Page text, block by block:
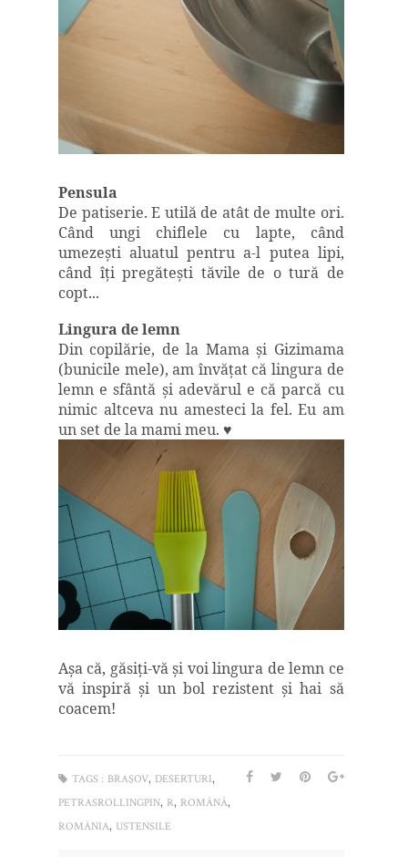
Pensula
De patiserie. E utilă de atât de multe ori.
Când ungi chiflele cu lapte, când
umezeşti aluatul pentru a-l putea lipi,
când îţi pregăteşti tăvile de o tură de
copt...
Lingura de lemn
Din copilărie, de la Mama şi Gizimama
(bunicile mele), am învăţat că lingura de
lemn e sfântă şi adevărul e că parcă cu
nimic altceva nu amesteci la fel. Eu am
un set de la mami meu. ♥
Aşa că, găsiţi-vă şi voi lingura de lemn ce
vă inspiră şi un bol rezistentşi hai să
coacem!
TAGS : BRAŞOV, DESERTURI,
PETRASROLLINGPIN, R, ROMÂNĂ,
ROMÂNIA, USTENSILE